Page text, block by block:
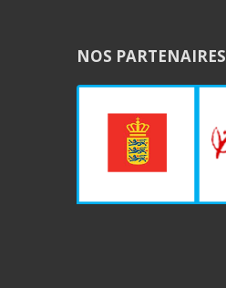
NOS PARTENAIRES